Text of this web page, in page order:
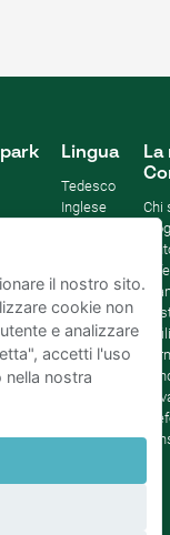
Lingua
Tedesco
Inglese
Olandese
La
Chi
Blog
il nostro sito.
cookie non
e analizzare
accetti l'uso
nostra